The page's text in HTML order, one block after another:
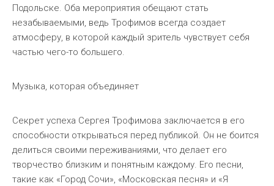
Подольске. Оба мероприятия обещают стать
незабываемыми, ведь Трофимов всегда создает
атмосферу, в которой каждый зритель чувствует себя
частью чего-то большего.
Музыка, которая объединяет
Секрет успеха Сергея Трофимова заключается в его
способности открываться перед публикой. Он не боится
делиться своими переживаниями, что делает его
творчество близким и понятным каждому. Его песни,
такие как «Город Сочи», «Московская песня» и «Я